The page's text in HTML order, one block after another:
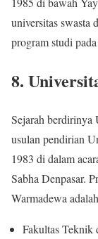
universitas swasta
program studi
8.
Sejarah berdirinya
usulan pendirian
1983 di dalam
Sabha Denpasar.
Warmadewa
Fakultas Teknik